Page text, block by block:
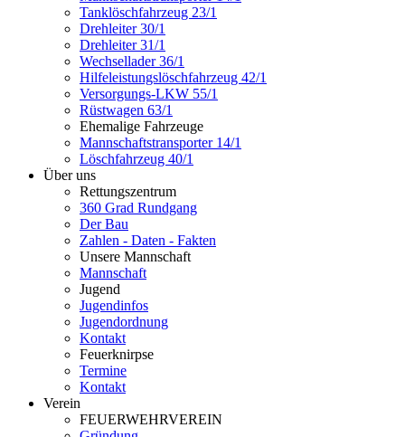
Tanklöschfahrzeug 23/1
Drehleiter 30/1
Drehleiter 31/1
Wechsellader 36/1
Hilfeleistungslöschfahrzeug 42/1
Versorgungs-LKW 55/1
Rüstwagen 63/1
Ehemalige Fahrzeuge
Mannschaftstransporter 14/1
Löschfahrzeug 40/1
Über uns
Rettungszentrum
360 Grad Rundgang
Der Bau
Zahlen - Daten - Fakten
Unsere Mannschaft
Mannschaft
Jugend
Jugendinfos
Jugendordnung
Kontakt
Feuerknirpse
Termine
Kontakt
Verein
FEUERWEHRVEREIN